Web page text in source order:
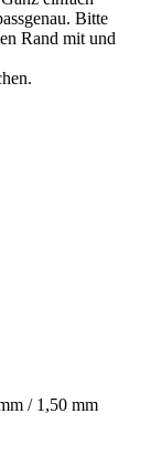
Bitte
Rand mit und
/ 1,50 mm